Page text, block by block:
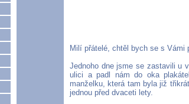
Milí přátelé, chtěl bych se s Vámi
Jednoho dne jsme se zastavili u
ulici a padl nám do oka
manželku, která tam byla již
jednou před dvaceti lety.